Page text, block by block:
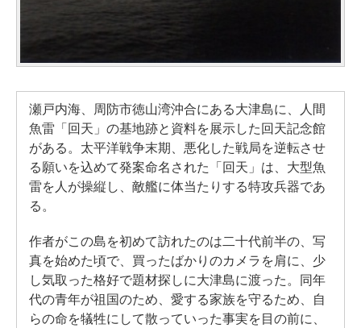
瀬戸内海、周防市徳山湾沖合にある大津島に、人間
魚雷「回天」の基地跡と資料を展示した回天記念館
がある。太平洋戦争末期、悪化した戦局を逆転させ
る願いを込めて発案命名された「回天」は、大型魚
雷を人が操縦し、敵艦に体当たりする特攻兵器であ
る。
作者がこの島を初めて訪れたのは二十代前半の、写
真を始めた頃で、買ったばかりのカメラを肩に、少
し気取った格好で題材探しに大津島に渡った。同年
代の青年が祖国のため、愛する家族を守るため、自
らの命を犠牲にして散っていった事実を目の前に、